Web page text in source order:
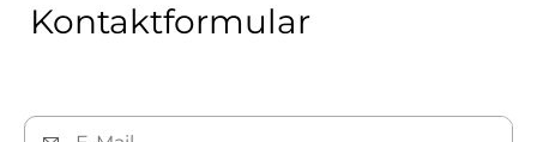
Kontaktformular